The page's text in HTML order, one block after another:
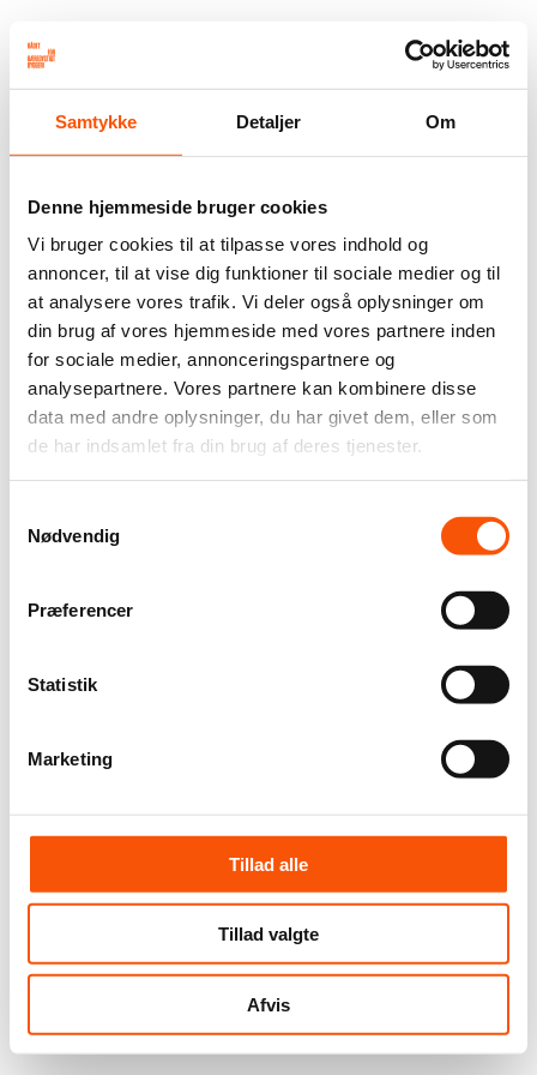
Samtykke Detaljer Om
Denne hjemmeside bruger cookies
Vi bruger cookies til at tilpasse vores indhold og
annoncer, til at vise dig funktioner til sociale medier og til
at analysere vores trafik. Vi deler også oplysninger om
din brug af vores hjemmeside med vores partnere inden
for sociale medier, annonceringspartnere og
analysepartnere. Vores partnere kan kombinere disse
data med andre oplysninger, du har givet dem, eller som
de har indsamlet fra din brug af deres tjenester.
Nødvendig
Præferencer
Statistik
Marketing
Tillad alle
Tillad valgte
Afvis